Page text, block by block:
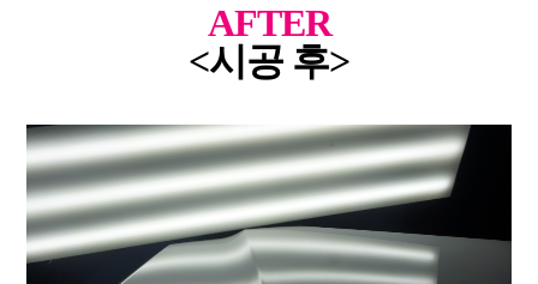
AFTER
<시공 후>